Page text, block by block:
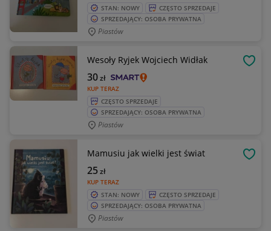
STAN: NOWY
CZĘSTO SPRZEDAJE
SPRZEDAJĄCY: OSOBA PRYWATNA
Piastów
Wesoły Ryjek Wojciech Widłak
KUP TERAZ
30zł
CZĘSTO SPRZEDAJE
SPRZEDAJĄCY: OSOBA PRYWATNA
Piastów
Mamusiu jak wielki jest świat
KUP TERAZ
25zł
STAN: NOWY
CZĘSTO SPRZEDAJE
SPRZEDAJĄCY: OSOBA PRYWATNA
Piastów